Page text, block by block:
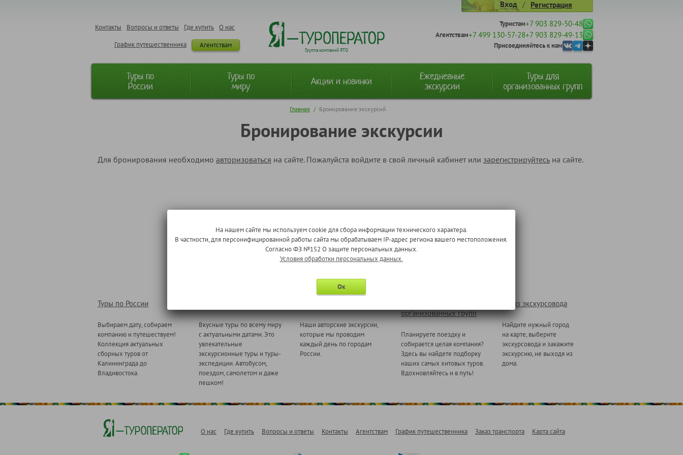
Вход / Регистрация
О нас
Где купить
Вопросы и ответы
Контакты
Агентствам
График путешественника
Группа компаний ЯТО
Туристам+7 903 829-50-48
Агентствам+7 499 130-57-28+7 903 829-49-13
Присоединяйтесь к нам
Туры по
России
Туры по
миру
Акции и новинки
Ежедневные
экскурсии
Туры для
организованных групп
Главная / Бронирование экскурсий
Бронирование экскурсии
Для бронирования необходимо авторизоваться на сайте. Пожалуйста войдите в свой личный кабинет или зарегистрируйтесь на сайте.
Туры по России
Выбираем дату, собираем
компанию и путешествуем!
Коллекция актуальных
сборных туров от
Калининграда до
Владивостока.
Вкусные туры по всему миру
с актуальными датами. Это
увлекательные
экскурсионные туры и туры-
экспедиции. Автобусом,
поездом, самолетом и даже
пешком!
Наши авторские экскурсии,
которые мы проводим
каждый день по городам
России.
организованных групп
Планируете поездку и
собирается целая компания?
Здесь вы найдете подборку
наших самых хитовых туров.
Вдохновляйтесь и в путь!
Заказ экскурсовода
Найдите нужный город
на карте, выберите
экскурсовода и закажите
экскурсию, не выходя из
дома.
О нас Где купить Вопросы и ответы Контакты Агентствам График путешественника Заказ транспорта Карта сайта
На нашем сайте мы используем cookie для сбора информации технического характера.
В частности, для персонифицированной работы сайта мы обрабатываем IP-адрес региона вашего местоположения.
Согласно ФЗ №152 О защите персональных данных.
Условия обработки персональных данных.
Ок